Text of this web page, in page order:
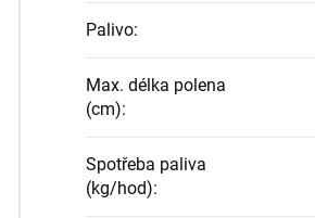
Palivo:
Max. délka polena
(cm):
Spotřeba paliva
(kg/hod):